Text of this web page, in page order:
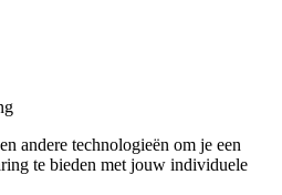
andere technologieën om je een
te bieden met jouw individuele